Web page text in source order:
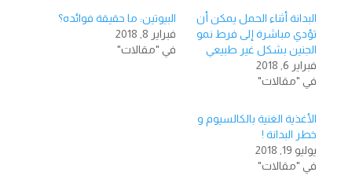
البدانة أثناء الحمل يمكن أن
تؤدي مباشرة إلى فرط نمو
الجنين بشكل غير طبيعي
فبراير 6, 2018
في "مقالات"
البيوتين: ما حقيقة فوائده؟
فبراير 8, 2018
في "مقالات"
الأغذية الغنية بالكالسيوم و
خطر البدانة !
يوليو 19, 2018
في "مقالات"